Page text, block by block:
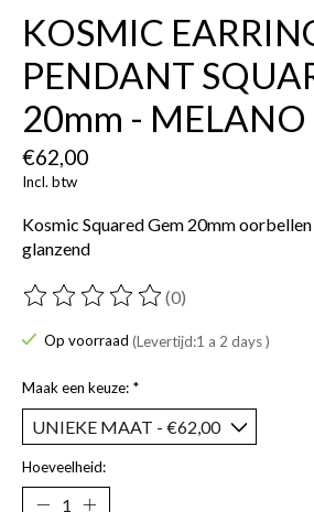
KOSMIC
PENDANT
20mm - MELANO
€62,00
Incl. btw
Kosmic Squared Gem 20mm
glanzend
De beoordeling van dit product is
(0)
Op voorraad (Levertijd:1 a 2 days )
Maak een keuze: *
Hoeveelheid: